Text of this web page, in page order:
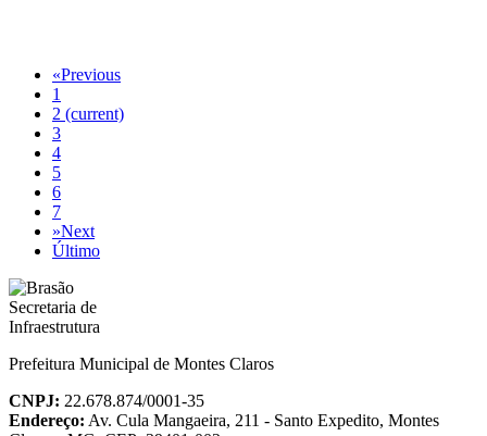
«Previous
1
2 (current)
3
4
5
6
7
»Next
Último
Prefeitura Municipal de Montes Claros
CNPJ: 22.678.874/0001-35
Endereço: Av. Cula Mangaeira, 211 - Santo Expedito, Montes